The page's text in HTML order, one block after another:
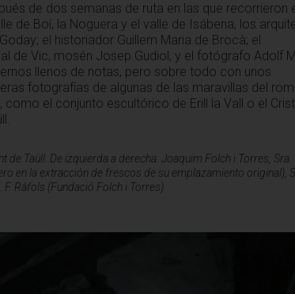
de dos semanas de ruta en las que recorrieron
de Boí, la Noguera y el valle de Isábena, los
el historiador Guillem Maria de Brocà; el
de Vic, mosén Josep Gudiol, y el fotógrafo Adolf
llenos de notas, pero sobre todo con unos
fotografías de algunas de las maravillas del
el conjunto escultórico de Erill la Vall o el
de Taüll. De izquierda a derecha: Joaquim Folch i Torres, Sra.
en la extracción de frescos de su emplazamiento original),
F. Ràfols (Fundació Folch i Torres)